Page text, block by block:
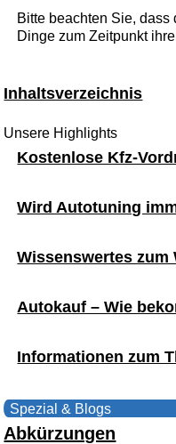
Bitte beachten Sie,
Dinge zum Zeitpunkt
Inhaltsverzeichnis
Unsere Highlights
Kostenlose Kfz-
Wird Autotuning
Wissenswertes zum
Autokauf – Wie
Informationen zum
Spezial & Blogs
Abkürzungen